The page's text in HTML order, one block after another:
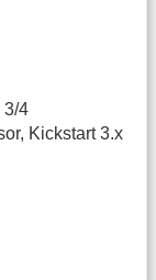
3/4
Kickstart 3.x